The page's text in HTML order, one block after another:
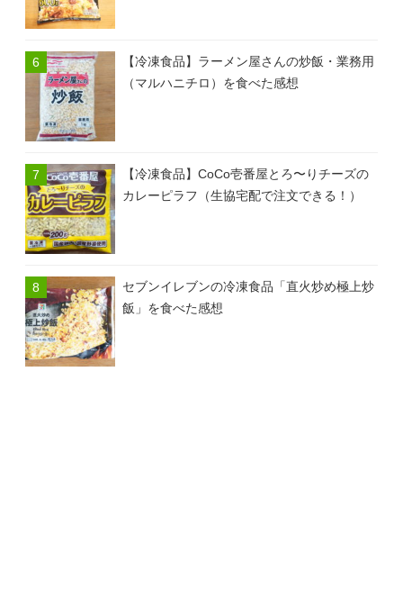
【冷凍食品】ラーメン屋さんの炒飯・業務用
（マルハニチロ）を食べた感想
【冷凍食品】CoCo壱番屋とろ〜りチーズの
カレーピラフ（生協宅配で注文できる！）
セブンイレブンの冷凍食品「直火炒め極上炒
飯」を食べた感想